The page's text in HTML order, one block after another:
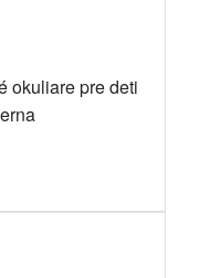
okuliare pre deti